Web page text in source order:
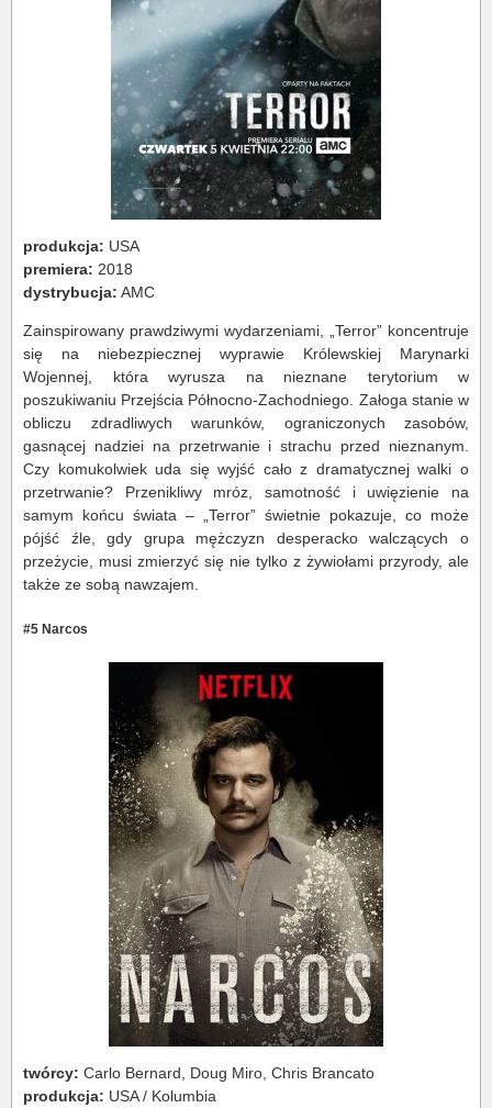
produkcja: USA
premiera: 2018
dystrybucja: AMC
Zainspirowany prawdziwymi wydarzeniami, „Terror” koncentruje
się na niebezpiecznej wyprawie Królewskiej Marynarki
Wojennej, która wyrusza na nieznane terytorium w
poszukiwaniu Przejścia Północno-Zachodniego. Załoga stanie w
obliczu zdradliwych warunków, ograniczonych zasobów,
gasnącej nadziei na przetrwanie i strachu przed nieznanym.
Czy komukolwiek uda się wyjść cało z dramatycznej walki o
przetrwanie? Przenikliwy mróz, samotność i uwięzienie na
samym końcu świata – „Terror” świetnie pokazuje, co może
pójść źle, gdy grupa mężczyzn desperacko walczących o
przeżycie, musi zmierzyć się nie tylko z żywiołami przyrody, ale
także ze sobą nawzajem.
#5 Narcos
twórcy: Carlo Bernard, Doug Miro, Chris Brancato
produkcja: USA / Kolumbia